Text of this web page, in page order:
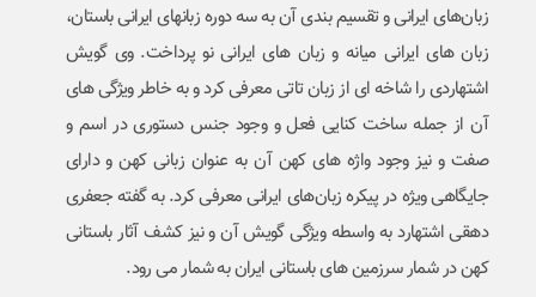
زبان‌های ایرانی و تقسیم بندی آن به سه دوره زبانهای ایرانی باستان،
زبان های ایرانی میانه و زبان های ایرانی نو پرداخت. وی گویش
اشتهاردی را شاخه ای از زبان تاتی معرفی کرد و به خاطر ویژگی های
آن از جمله ساخت کنایی فعل و وجود جنس دستوری در اسم و
صفت و نیز وجود واژه های کهن آن به عنوان زبانی کهن و دارای
جایگاهی ویژه در پیکره زبان‌های ایرانی معرفی کرد. به گفته جعفری
دهقی اشتهارد به واسطه ویژگی گویش آن و نیز کشف آثار باستانی
کهن در شمار سرزمین های باستانی ایران به شمار می رود.